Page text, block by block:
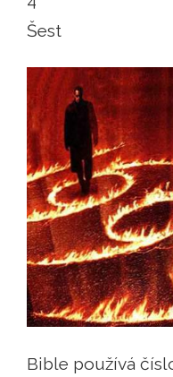
Šest
Bible používá